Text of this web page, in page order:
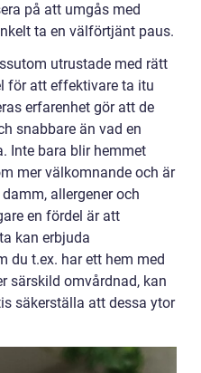
på att umgås med
ta en välförtjänt paus.
utrustade med rätt
för att effektivare ta itu
erfarenhet gör att de
snabbare än vad en
Inte bara blir hemmet
mer välkomnande och är
allergener och
en fördel är att
kan erbjuda
du t.ex. har ett hem med
särskild omvårdnad, kan
säkerställa att dessa ytor